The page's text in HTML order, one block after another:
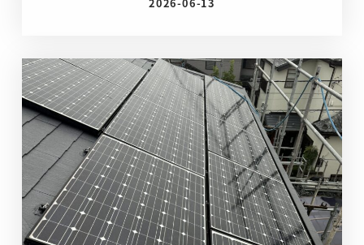
投稿日